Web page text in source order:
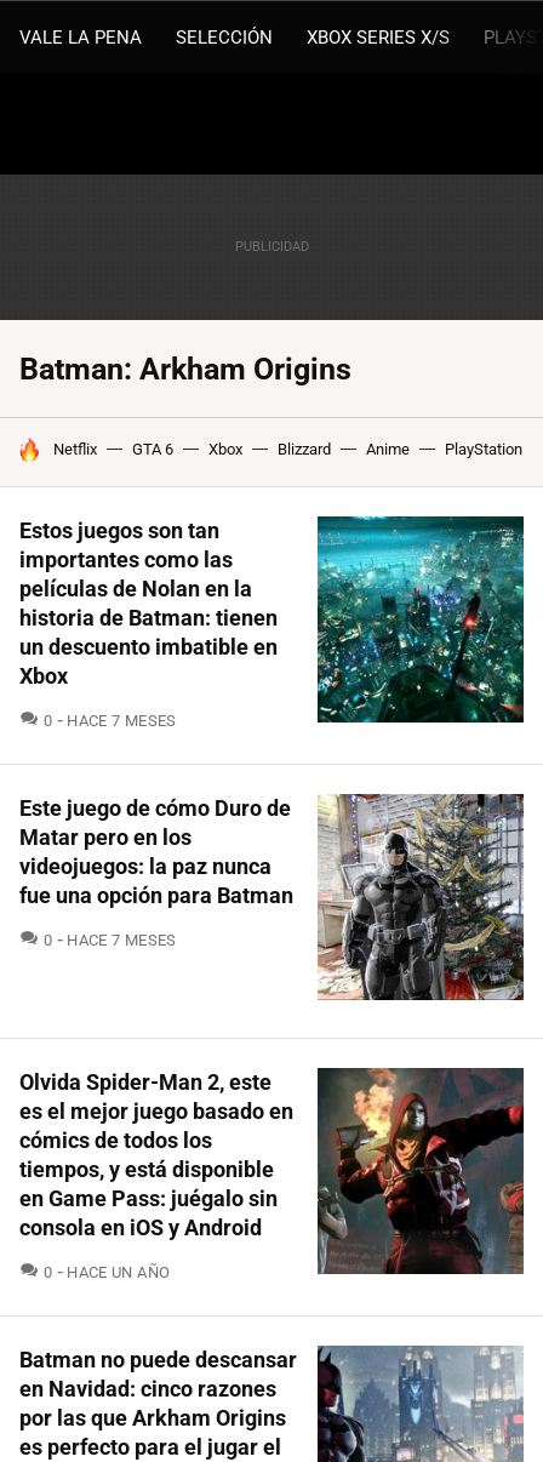
VALE LA PENA SELECCIÓN XBOX SERIES X/S
Batman: Arkham Origins
HOY SE HABLA DE
Netflix GTA 6 Xbox Blizzard Anime PlayStation
Estos juegos son tan
importantes como las
películas de Nolan en la
historia de Batman: tienen
un descuento imbatible en
Xbox
0 COMENTARIOS
HACE 7 MESES
Este juego de cómo Duro de
Matar pero en los
videojuegos: la paz nunca
fue una opción para Batman
0 COMENTARIOS
HACE 7 MESES
Olvida Spider-Man 2, este
es el mejor juego basado en
cómics de todos los
tiempos, y está disponible
en Game Pass: juégalo sin
consola en iOS y Android
0 COMENTARIOS
HACE UN AÑO
Batman no puede descansar
en Navidad: cinco razones
por las que Arkham Origins
es perfecto para el jugar el